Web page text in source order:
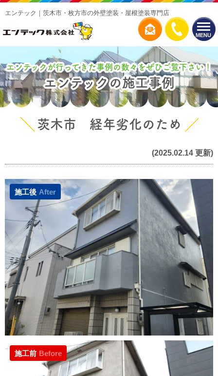
MENU
エンテック｜茨木市・枚方市の外壁塗装・屋根塗装専門店
エンテックが行ってきた事例の数々をぜひご覧下さい！
エンテックの施工事例
茨木市 経年劣化のため
(2025.02.14 更新)
施工後 After
施工前 Before